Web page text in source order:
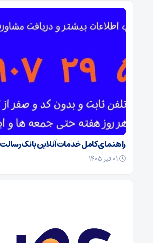
راهنمای کامل خدمات آنلاین بانک رسالت